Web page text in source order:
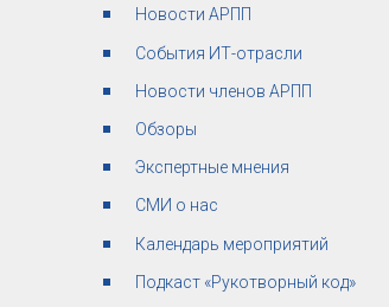
Новости АРПП
События ИТ-отрасли
Новости членов АРПП
Обзоры
Экспертные мнения
СМИ о нас
Календарь мероприятий
Подкаст «Рукотворный код»